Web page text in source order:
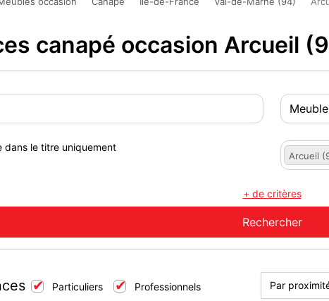
canapé occasion Arcueil
dans le titre uniquement
Arcueil
+ de critères
Particuliers Professionnels